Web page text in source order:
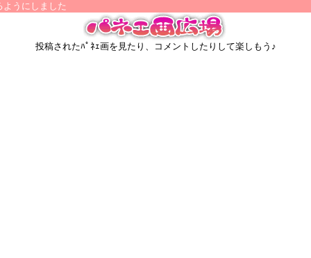
にしました
投稿されたﾊﾟﾈｪ画を見たり、コメントしたりして楽しもう♪